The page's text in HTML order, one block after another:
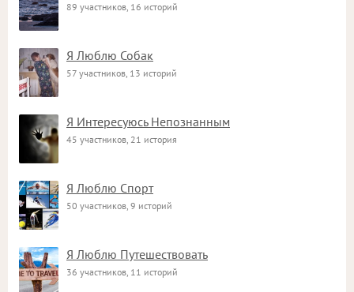
89 участников, 16 историй
Я Люблю Собак
57 участников, 13 историй
Я Интересуюсь Непознанным
45 участников, 21 история
Я Люблю Спорт
50 участников, 9 историй
Я Люблю Путешествовать
36 участников, 11 историй